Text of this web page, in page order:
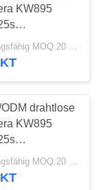
22
KW895
in SIM-Karte
Verhandlungsfähig MOQ:20 PCS
drahtlose
KW895
in SIM-Karte
Verhandlungsfähig MOQ:20 PCS